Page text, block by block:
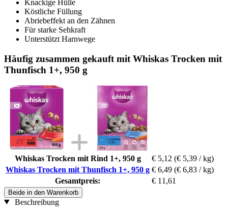
Knackige Hülle
Köstliche Füllung
Abriebeffekt an den Zähnen
Für starke Sehkraft
Unterstützt Harnwege
Häufig zusammen gekauft mit Whiskas Trocken mit
Thunfisch 1+, 950 g
Whiskas Trocken mit Rind 1+, 950 g € 5,12 (€ 5,39 / kg)
Whiskas Trocken mit Thunfisch 1+, 950 g € 6,49 (€ 6,83 / kg)
Gesamtpreis:
€ 11,61
Beide in den Warenkorb
Beschreibung